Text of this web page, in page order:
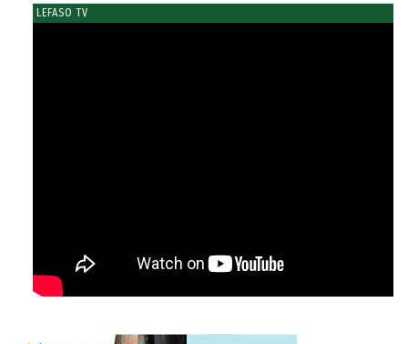
LEFASO TV